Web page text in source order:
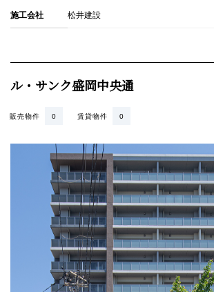
施工会社 松井建設
ル・サンク盛岡中央通
賃貸物件 0
販売物件 0